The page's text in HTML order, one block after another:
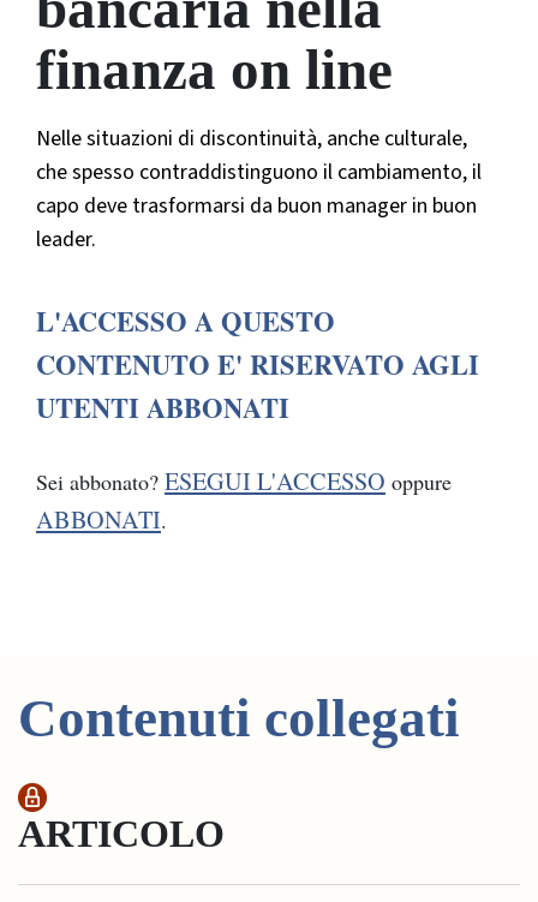
finanza on line
Nelle situazioni di discontinuità, anche culturale,
che spesso contraddistinguono il cambiamento, il
capo deve trasformarsi da buon manager in buon
leader.
L'ACCESSO A QUESTO
CONTENUTO E' RISERVATO AGLI
UTENTI ABBONATI
Sei abbonato? ESEGUI L'ACCESSO oppure
ABBONATI.
Contenuti collegati
ARTICOLO